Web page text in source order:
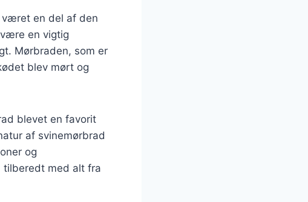
været en del af den
en vigtig
Mørbraden, som er
blev mørt og
blevet en favorit
af svinemørbrad
og
tilberedt med alt fra